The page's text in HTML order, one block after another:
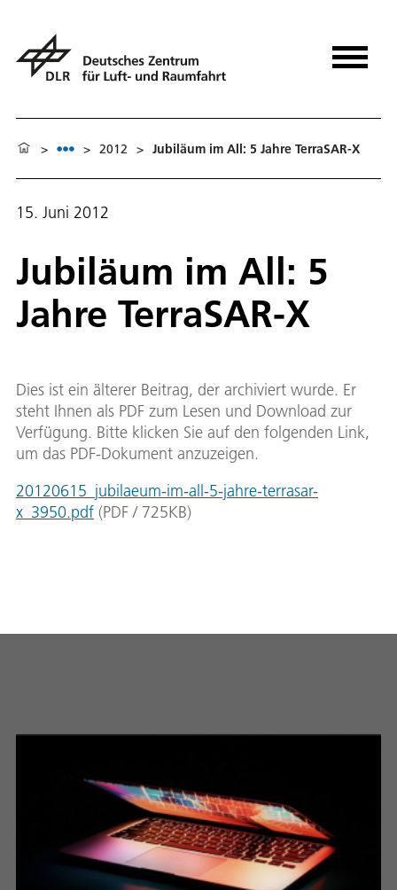
> > 2012 > Jubiläum im All: 5 Jahre TerraSAR-X
15. Juni 2012
Jubiläum im All: 5
Jahre TerraSAR-X
Dies ist ein älterer Beitrag, der archiviert wurde. Er
steht Ihnen als PDF zum Lesen und Download zur
Verfügung. Bitte klicken Sie auf den folgenden Link,
um das PDF-Dokument anzuzeigen.
20120615_jubilaeum-im-all-5-jahre-terrasar-
x_3950.pdf (PDF / 725KB)